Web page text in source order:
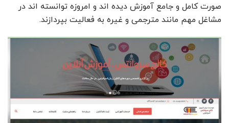
صورت کامل و جامع آموزش دیده اند و امروزه توانسته اند در
مشاغل مهم مانند مترجمی و غیره به فعالیت بپردازند.